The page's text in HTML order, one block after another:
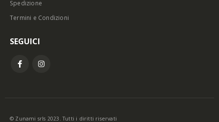
Spedizione
Termini e Condizioni
SEGUICI
© Zunami srls 2023. Tutti i diritti riservati